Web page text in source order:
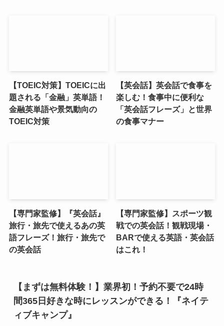
【TOEIC対策】TOEICに出
題される「金融」英単語！
金融英単語や景気動向の
TOEIC対策
【英会話】英会話で食事を
楽しむ！食事中に便利な
「英会話フレーズ」と世界
の食事マナー
【専門家監修】『英会話』
旅行・旅先で使えるあの英
語フレーズ！旅行・旅先で
の英会話
【専門家監修】スポーツ観
戦での英会話！観戦現場・
BARで使える英語・英会話
はこれ！
【まずは無料体験！】業界初！予約不要で24時
間365日好きな時にレッスンができる！『ネイテ
ィブキャンプ』